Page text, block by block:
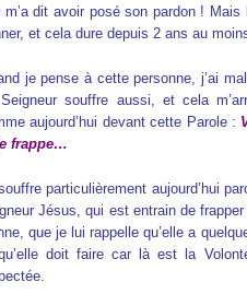
m’a dit avoir posé son pardon ! Mais
et cela dure depuis 2 ans au
je pense à cette personne, j’ai
souffre aussi, et cela
aujourd’hui devant cette Parole :
frappe…
particulièrement aujourd’hui
Jésus, qui est entrain de
que je lui rappelle qu’elle a
doit faire car là est la